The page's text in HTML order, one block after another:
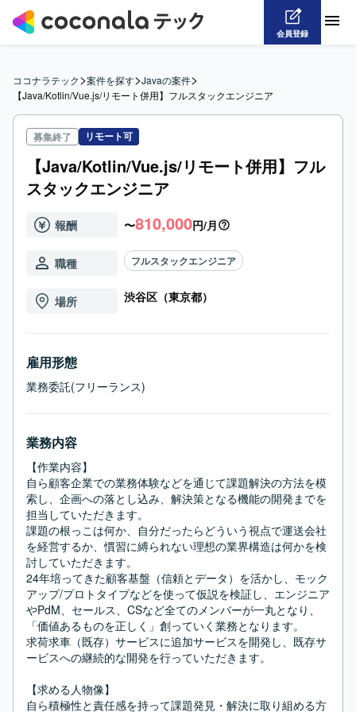
会員登録
ココナラテック>案件を探す>Javaの案件>
【Java/Kotlin/Vue.js/リモート併用】フルスタックエンジニア
募集終了 リモート可
【Java/Kotlin/Vue.js/リモート併用】フル
スタックエンジニア
報酬 〜810,000円/月
職種 フルスタックエンジニア
場所 渋谷区（東京都）
雇用形態
業務委託(フリーランス)
業務内容
【作業内容】
自ら顧客企業での業務体験などを通じて課題解決の方法を模
索し、企画への落とし込み、解決策となる機能の開発までを
担当していただきます。
課題の根っこは何か、自分だったらどういう視点で運送会社
を経営するか、慣習に縛られない理想の業界構造は何かを検
討していただきます。
24年培ってきた顧客基盤（信頼とデータ）を活かし、モック
アップ/プロトタイプなどを使って仮説を検証し、エンジニア
やPdM、セールス、CSなど全てのメンバーが一丸となり、
「価値あるものを正しく」創っていく業務となります。
求荷求車（既存）サービスに追加サービスを開発し、既存サ
ービスへの継続的な開発を行っていただきます。
【求める人物像】
自ら積極性と責任感を持って課題発見・解決に取り組める方